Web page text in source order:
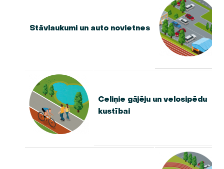
Stāvlaukumi un auto novietnes
Celiņie gājēju un velosipēdu
kustībai